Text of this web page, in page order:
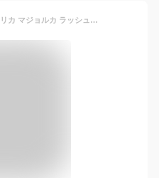
【メール便可】資生堂 マジョリカ マジョルカ ラッシュエキスパンダー ドーリーカール (マスカラ) 6g #BK921 ピュアブラック